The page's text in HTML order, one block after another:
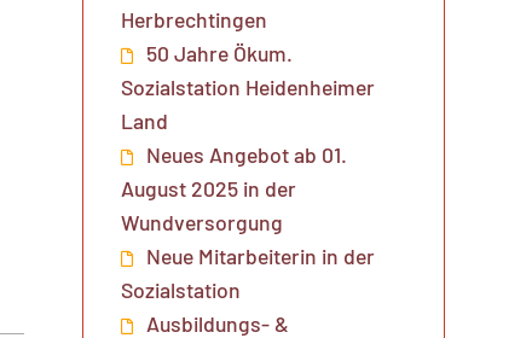
Herbrechtingen
50 Jahre Ökum.
Sozialstation Heidenheimer
Land
Neues Angebot ab 01.
August 2025 in der
Wundversorgung
Neue Mitarbeiterin in der
Sozialstation
Ausbildungs- &